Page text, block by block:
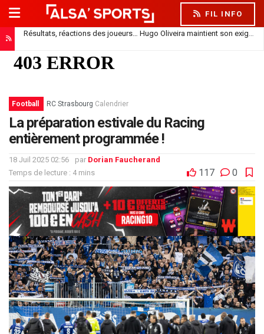
FIL INFO
Résultats, réactions des joueurs… Hugo Oliveira maintient son exigence
Football RC Strasbourg Calendrier
La préparation estivale du Racing
entièrement programmée !
18 Juil 2025 02:56 par Dorian Faucherand
Temps de lecture : 4 mins
117 0